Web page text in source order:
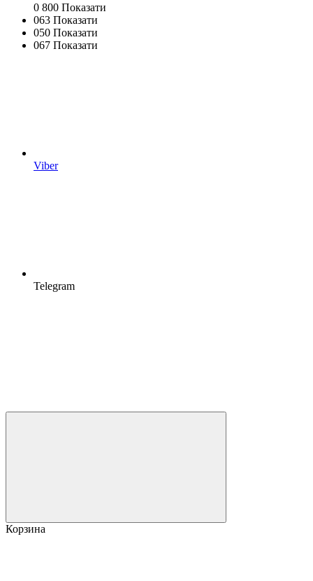
0 800 Показати
063 Показати
050 Показати
067 Показати
Viber
Telegram
Корзина